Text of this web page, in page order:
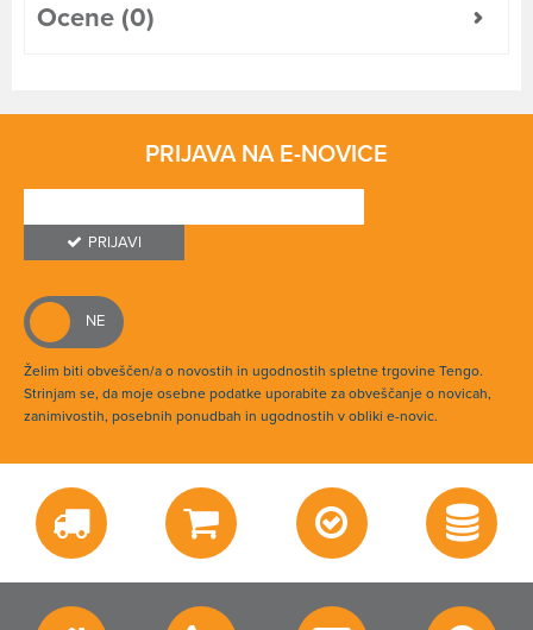
Ocene (0)
PRIJAVA NA E-NOVICE
PRIJAVI
Želim biti obveščen/a o novostih in ugodnostih spletne trgovine Tengo.
Strinjam se, da moje osebne podatke uporabite za obveščanje o novicah,
zanimivostih, posebnih ponudbah in ugodnostih v obliki e-novic.